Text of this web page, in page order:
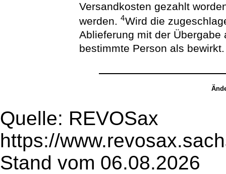
Versandkosten gezahlt
werden.4Wird die
Ablieferung mit der
bestimmte Person als bewirkt.
Quelle: REVOSax
https://
Stand vom 06.08.2026